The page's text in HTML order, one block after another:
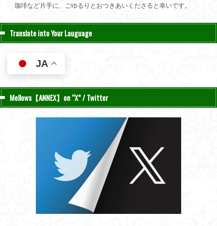
珈琲など片手に、ごゆるりとおつきあいくださると幸いです。
Translate into Your Lauguage
JA
Mellows【ANNEX】on “X” / Twitter